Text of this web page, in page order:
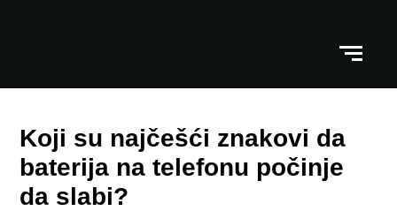
Koji su najčešći znakovi da
baterija na telefonu počinje
da slabi?